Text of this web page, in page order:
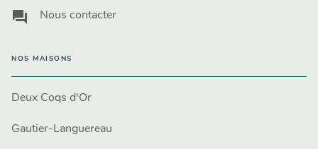
question_answer Nous contacter
NOS MAISONS
Deux Coqs d'Or
Gautier-Languereau